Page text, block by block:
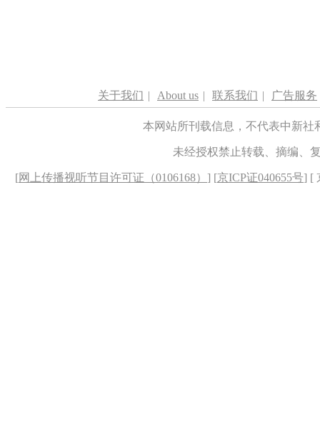
关于我们 | About us | 联系我们 | 广告服务
本网站所刊载信息，不代表中新
未经授权禁止转载、摘编、
[网上传播视听节目许可证（0106168） ] [京ICP证040655号] [